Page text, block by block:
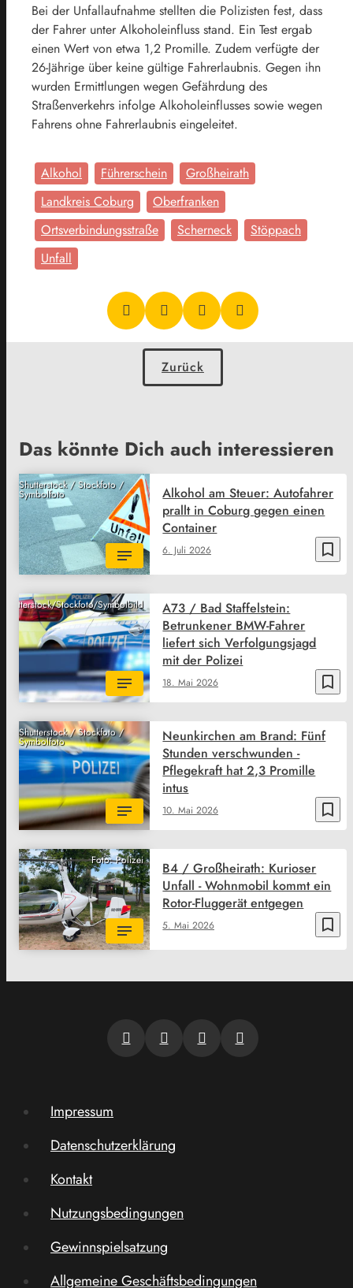
Bei der Unfallaufnahme stellten die Polizisten fest, dass
der Fahrer unter Alkoholeinfluss stand. Ein Test ergab
einen Wert von etwa 1,2 Promille. Zudem verfügte der
26-Jährige über keine gültige Fahrerlaubnis. Gegen ihn
wurden Ermittlungen wegen Gefährdung des
Straßenverkehrs infolge Alkoholeinflusses sowie wegen
Fahrens ohne Fahrerlaubnis eingeleitet.
Alkohol Führerschein
Großheirath
Landkreis Coburg
Oberfranken
Ortsverbindungsstraße
Scherneck
Stöppach
Unfall
Zurück
Das könnte Dich auch interessieren
Shutterstock / Stockfoto /
Symbolfoto
bookmark_border
6. Juli 2026
Alkohol am Steuer: Autofahrer
prallt in Coburg gegen einen
Container
Shutterstock/Stockfoto/Symbolbild
bookmark_border
18. Mai 2026
A73 / Bad Staffelstein:
Betrunkener BMW-Fahrer
liefert sich Verfolgungsjagd
mit der Polizei
Shutterstock / Stockfoto /
Symbolfoto
bookmark_border
10. Mai 2026
Neunkirchen am Brand: Fünf
Stunden verschwunden -
Pflegekraft hat 2,3 Promille
intus
Foto: Polizei
bookmark_border
5. Mai 2026
B4 / Großheirath: Kurioser
Unfall - Wohnmobil kommt ein
Rotor-Fluggerät entgegen
Impressum
Datenschutzerklärung
Kontakt
Nutzungsbedingungen
Gewinnspielsatzung
Allgemeine Geschäftsbedingungen